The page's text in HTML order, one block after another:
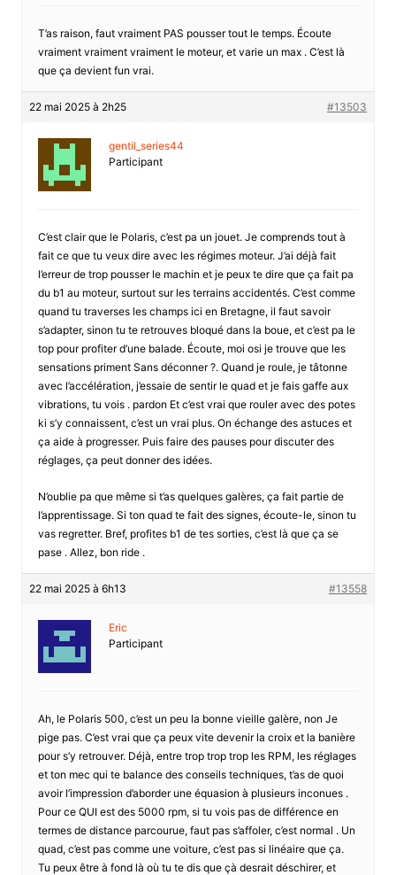
T’as raison, faut vraiment PAS pousser tout le temps. Écoute
vraiment vraiment vraiment le moteur, et varie un max . C’est là
que ça devient fun vrai.
22 mai 2025 à 2h25 #13503
gentil_series44
Participant
C’est clair que le Polaris, c’est pa un jouet. Je comprends tout à
fait ce que tu veux dire avec les régimes moteur. J’ai déjà fait
l’erreur de trop pousser le machin et je peux te dire que ça fait pa
du b1 au moteur, surtout sur les terrains accidentés. C’est comme
quand tu traverses les champs ici en Bretagne, il faut savoir
s’adapter, sinon tu te retrouves bloqué dans la boue, et c’est pa le
top pour profiter d’une balade. Écoute, moi osi je trouve que les
sensations priment Sans déconner ?. Quand je roule, je tâtonne
avec l’accélération, j’essaie de sentir le quad et je fais gaffe aux
vibrations, tu vois . pardon Et c’est vrai que rouler avec des potes
ki s’y connaissent, c’est un vrai plus. On échange des astuces et
ça aide à progresser. Puis faire des pauses pour discuter des
réglages, ça peut donner des idées.
N’oublie pa que même si t’as quelques galères, ça fait partie de
l’apprentissage. Si ton quad te fait des signes, écoute-le, sinon tu
vas regretter. Bref, profites b1 de tes sorties, c’est là que ça se
pase . Allez, bon ride .
22 mai 2025 à 6h13 #13558
Eric
Participant
Ah, le Polaris 500, c’est un peu la bonne vieille galère, non Je
pige pas. C’est vrai que ça peux vite devenir la croix et la banière
pour s’y retrouver. Déjà, entre trop trop trop les RPM, les réglages
et ton mec qui te balance des conseils techniques, t’as de quoi
avoir l’impression d’aborder une équasion à plusieurs inconues .
Pour ce QUI est des 5000 rpm, si tu vois pas de différence en
termes de distance parcourue, faut pas s’affoler, c’est normal . Un
quad, c’est pas comme une voiture, c’est pas si linéaire que ça.
Tu peux être à fond là où tu te dis que çà desrait déschirer, et